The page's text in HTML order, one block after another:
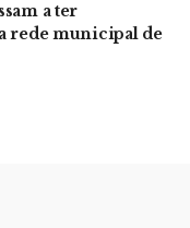
a ter
rede municipal de